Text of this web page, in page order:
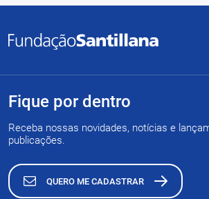
Fique por dentro
Receba nossas novidades, notícias e
publicações.
QUERO ME CADASTRAR